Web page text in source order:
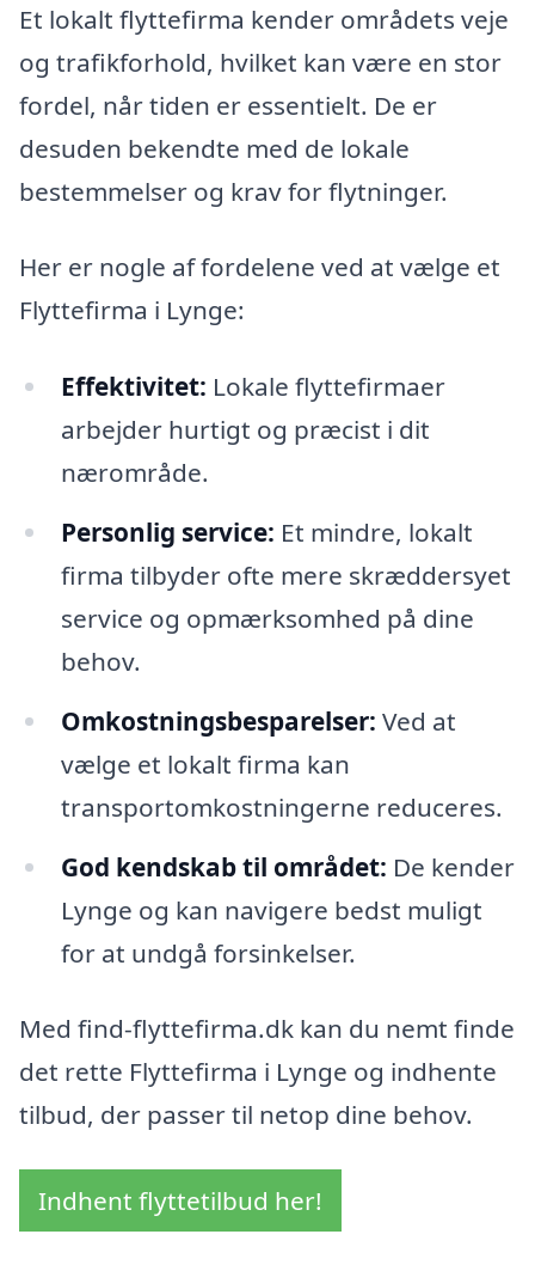
Et lokalt flyttefirma kender områdets veje
og trafikforhold, hvilket kan være en stor
fordel, når tiden er essentielt. De er
desuden bekendte med de lokale
bestemmelser og krav for flytninger.
Her er nogle af fordelene ved at vælge et
Flyttefirma i Lynge:
Effektivitet: Lokale flyttefirmaer
arbejder hurtigt og præcist i dit
nærområde.
Personlig service: Et mindre, lokalt
firma tilbyder ofte mere skræddersyet
service og opmærksomhed på dine
behov.
Omkostningsbesparelser: Ved at
vælge et lokalt firma kan
transportomkostningerne reduceres.
God kendskab til området: De kender
Lynge og kan navigere bedst muligt
for at undgå forsinkelser.
Med find-flyttefirma.dk kan du nemt finde
det rette Flyttefirma i Lynge og indhente
tilbud, der passer til netop dine behov.
Indhent flyttetilbud her!